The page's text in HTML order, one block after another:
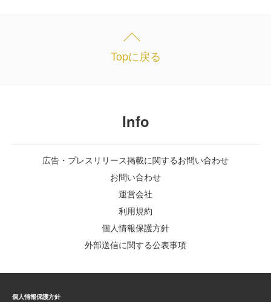
Topに戻る
Info
広告・プレスリリース掲載に関するお問い合わせ
お問い合わせ
運営会社
利用規約
個人情報保護方針
外部送信に関する公表事項
個人情報保護方針